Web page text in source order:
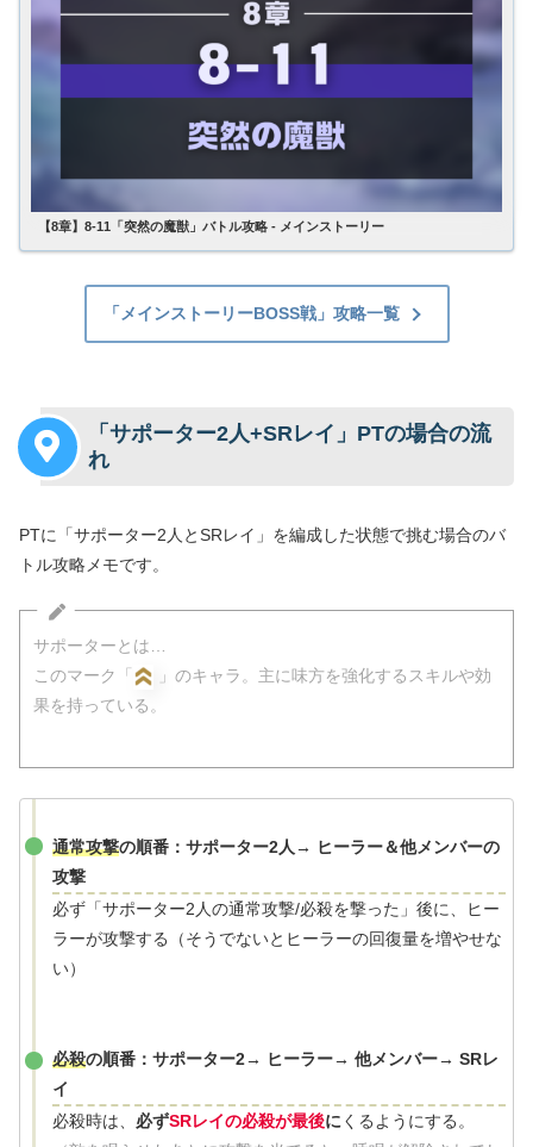
【8章】8-11「突然の魔獣」バトル攻略 - メインストーリー
「メインストーリーBOSS戦」攻略一覧
「サポーター2人+SRレイ」PTの場合の流
れ
PTに「サポーター2人とSRレイ」を編成した状態で挑む場合のバ
トル攻略メモです。
サポーターとは…
このマーク「
」のキャラ。主に味方を強化するスキルや効
果を持っている。
通常攻撃の順番：サポーター2人→ ヒーラー＆他メンバーの
攻撃
必ず「サポーター2人の通常攻撃/必殺を撃った」後に、ヒー
ラーが攻撃する（そうでないとヒーラーの回復量を増やせな
い）
必殺の順番：サポーター2→ ヒーラー→ 他メンバー→ SRレ
イ
必殺時は、 必ずSRレイの必殺が最後に くるようにする。